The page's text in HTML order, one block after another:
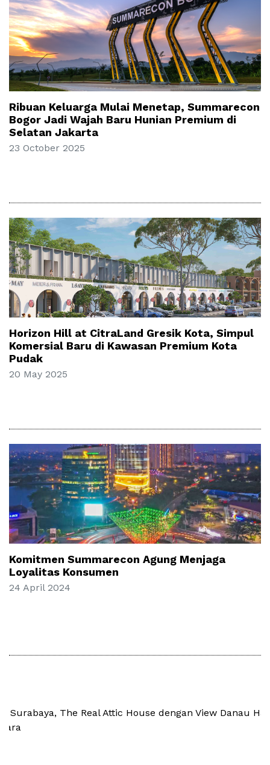
Ribuan Keluarga Mulai Menetap, Summarecon
Bogor Jadi Wajah Baru Hunian Premium di
Selatan Jakarta
23 October 2025
Horizon Hill at CitraLand Gresik Kota, Simpul
Komersial Baru di Kawasan Premium Kota
Pudak
20 May 2025
Komitmen Summarecon Agung Menjaga
Loyalitas Konsumen
24 April 2024